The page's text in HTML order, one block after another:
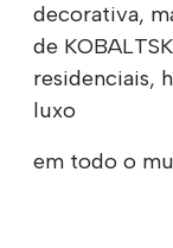
decorativa,
de
residenciais,
luxo
em todo o